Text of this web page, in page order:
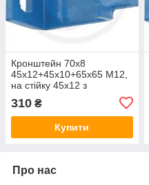
Кронштейн 70х8
45х12+45х10+65х65 М12,
на стійку 45х12 з
65х65 303903
310 ₴
Купити
Про нас